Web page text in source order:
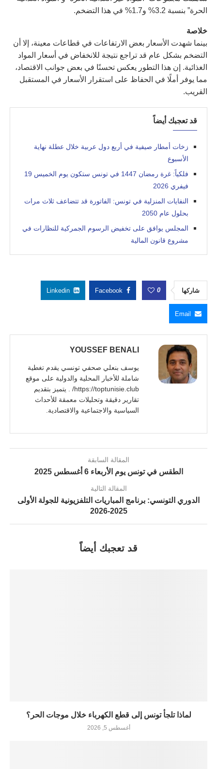
الحرة” بنسبة 3.2% و1.7% في هذا التضخم.
خلاصة
بينما شهدت الأسعار بعض الارتفاعات في قطاعات معينة، إلا أن
التضخم بشكل عام قد تراجع نتيجة للانخفاض في أسعار المواد
الغذائية. إن هذا التطور يعكس تحسنًا في بعض جوانب الاقتصاد،
مما يوفر أملًا في الحفاظ على استقرار الأسعار في المستقبل
القريب.
قد تعجبك أيضاً
زخات أمطار صيفية في أربع دول عربية خلال عطلة نهاية
الأسبوع
فلكياً: غرة رمضان 1447 في تونس ستكون يوم الخميس 19
فيفري 2026
النفايات المنزلية في تونس: الفاتورة قد تتضاعف ثلاث مرات
بحلول عام 2050
المجلس يوافق على تخفيض الرسوم الجمركية للنظارات في
مشروع قانون المالية
شاركها 0
Facebook
Linkedin
Email
YOUSSEF BENALI
يوسف بنعلي صحفي تونسي يقدم تغطية
شاملة للأخبار المحلية والدولية على موقع
https://toptunisie.club/ . يتميز بتقديم
تقارير دقيقة وتحليلات معمقة للأحداث
السياسية والاجتماعية والاقتصادية.
المقالة السابقة
الطقس في تونس يوم الأربعاء 6 أغسطس 2025
المقالة التالية
الدوري التونسي: برنامج المباريات التلفزيونية للجولة الأولى
2025-2026
قد تعجبك أيضاً
لماذا تلجأ تونس إلى قطع الكهرباء خلال موجات الحر؟
أغسطس 5, 2026